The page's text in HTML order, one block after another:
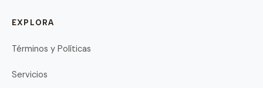
EXPLORA
Términos y Políticas
Servicios